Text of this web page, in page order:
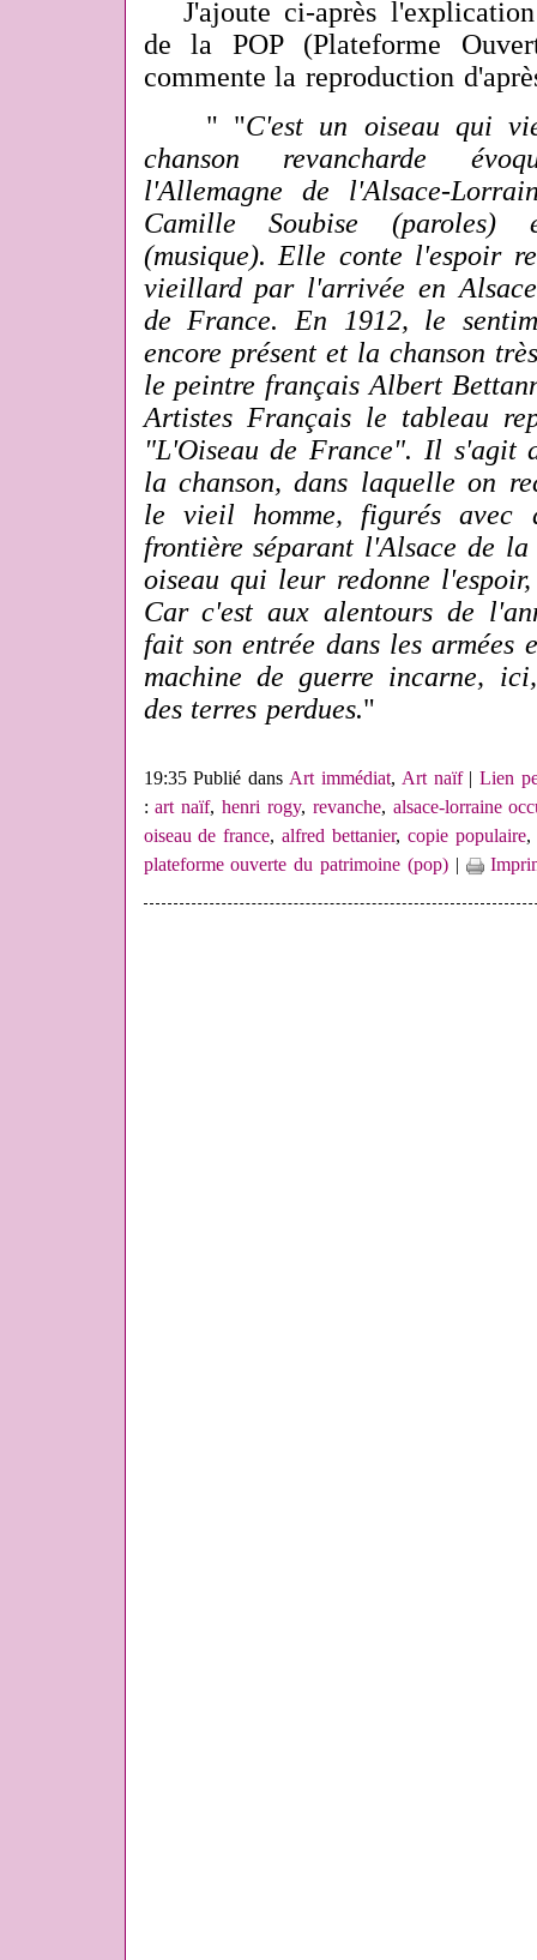
J'ajoute ci-après
de la POP (Plateforme
commente la reproduction
" "C'est un oiseau qui
chanson revancharde
l'Allemagne de l'Alsace-
Camille Soubise (paroles)
(musique). Elle conte l'espoir
vieillard par l'arrivée en
de France. En 1912, le
encore présent et la chanson
le peintre français Albert
Artistes Français le tableau
"L'Oiseau de France". Il s'agit
la chanson, dans laquelle on
le vieil homme, figurés avec
frontière séparant l'Alsace de
oiseau qui leur redonne
Car c'est aux alentours de
fait son entrée dans les armées
machine de guerre incarne,
des terres perdues."
19:35 Publié dansArt immédiat, Art naïf|Lien
:art naïf,henri rogy, revanche, alsace-lorraine
oiseau de france,alfred bettanier, copie populaire,
plateforme ouverte du patrimoine (pop)|